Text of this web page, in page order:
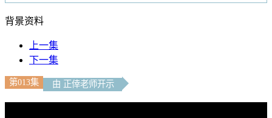
背景资料
上一集
下一集
第013集 由 正倖老师开示